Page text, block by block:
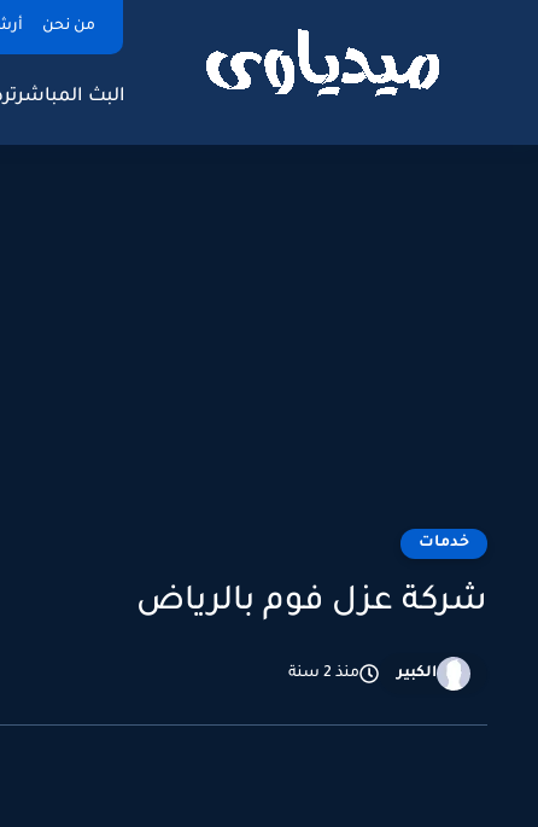
من نحن
البث المباشر
خدمات
شركة عزل فوم بالرياض
الكبير منذ 2 سنة